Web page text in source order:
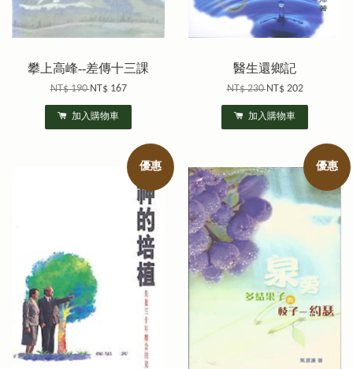
攀上高峰--差傳十三課
NT$ 190NT$ 167
加入購物車
醫生還鄉記
NT$ 230NT$ 202
加入購物車
優惠 優惠